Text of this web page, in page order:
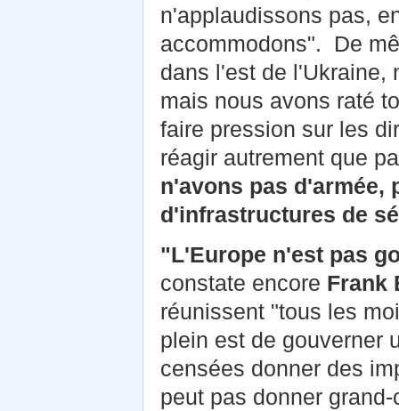
n'applaudissons pas,
accommodons". De
dans l'est de l'Ukraine,
mais nous avons raté
faire pression sur les
réagir autrement que
n'avons pas d'armée,
d'infrastructures de
"L'Europe n'est pas
constate encore Frank
réunissent "tous les
plein est de gouverner
censées donner des
peut pas donner